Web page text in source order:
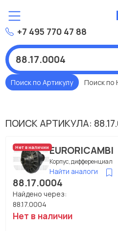
+7 495 770 47 88
Поиск по Артикулу Поиск по
ПОИСК АРТИКУЛА:
Нет в наличииEURORICAMBI
Корпус, дифференциал
Найти аналоги
88.17.0004
Найдено через:
88.17.0004
Нет в наличии